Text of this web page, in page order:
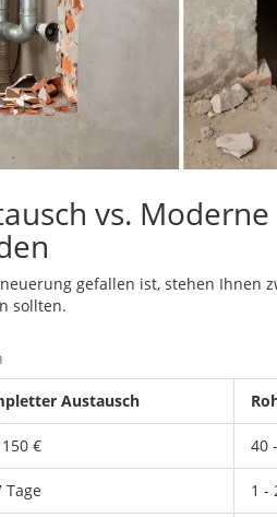
vs. Moderne
gefallen ist, stehen Ihnen
sollten.
Austausch
€ 40
Tage 1 -